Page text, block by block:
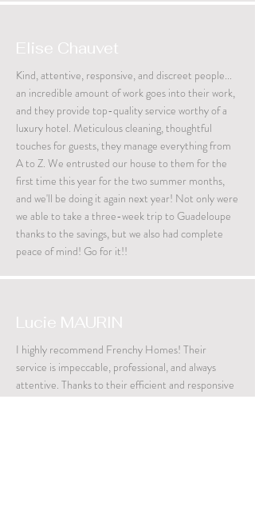
Elise Chauvet
Kind, attentive, responsive, and discreet people...
an incredible amount of work goes into their work,
and they provide top-quality service worthy of a
luxury hotel. Meticulous cleaning, thoughtful
touches for guests, they manage everything from
A to Z. We entrusted our house to them for the
first time this year for the two summer months,
and we'll be doing it again next year! Not only were
we able to take a three-week trip to Guadeloupe
thanks to the savings, but we also had complete
peace of mind! Go for it!!
Lucie MAURIN
I highly recommend Frenchy Homes! Their
service is impeccable, professional, and always
attentive. Thanks to their efficient and responsive